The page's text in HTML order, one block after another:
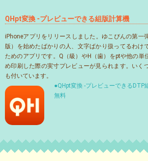
QHpt変換 -プレビューできる組版計算機
iPhoneアプリをリリースしました。ゆこびんの第一
版）を始めたばかりの人、文字ばかり扱ってるわけ
ためのアプリです。Q（級）やH（歯）をptや他の単
め印刷した際の実寸プレビューが見られます。いく
も付いています。
●QHpt変換 -プレビューできるDTP
無料